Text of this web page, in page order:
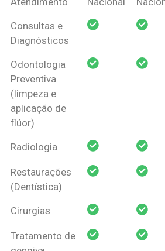
Pessoa Física
Consultas e
Diagnósticos
Odontologia
Preventiva
(limpeza e
aplicação de
flúor)
Radiologia
Restaurações
(Dentística)
Cirurgias
Tratamento de